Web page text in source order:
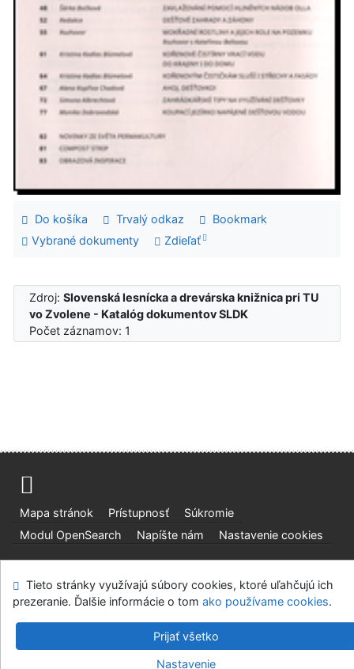
Do košíka Trvalý odkaz
Bookmark
Vybrané dokumenty
Zdieľať
Zdroj:Slovenská lesnícka a drevárska knižnica pri TU
vo Zvolene - Katalóg dokumentov SLDK
Počet záznamov: 1
Mapa stránok Prístupnosť
Súkromie
Modul OpenSearch
Napíšte nám Nastavenie cookies
univerzite vo Zvolene
Cosmotron Slovakia, s.r.o.
Tieto stránky využívajú súbory cookies, ktoré uľahčujú ich
prezeranie. Ďalšie informácie o tom ako používame cookies.
Prijať všetko
Nastavenie